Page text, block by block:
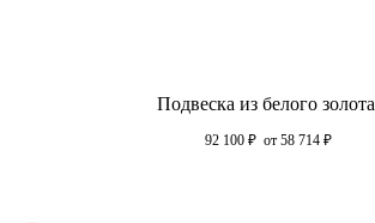
Подвеска из белого золота
92 100 ₽ от 58 714 ₽